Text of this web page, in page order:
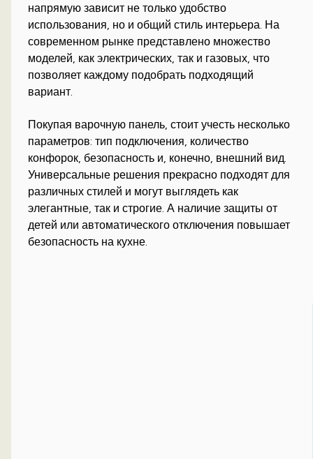
напрямую зависит не только удобство
использования, но и общий стиль интерьера. На
современном рынке представлено множество
моделей, как электрических, так и газовых, что
позволяет каждому подобрать подходящий
вариант.
Покупая варочную панель, стоит учесть несколько
параметров: тип подключения, количество
конфорок, безопасность и, конечно, внешний вид.
Универсальные решения прекрасно подходят для
различных стилей и могут выглядеть как
элегантные, так и строгие. А наличие защиты от
детей или автоматического отключения повышает
безопасность на кухне.